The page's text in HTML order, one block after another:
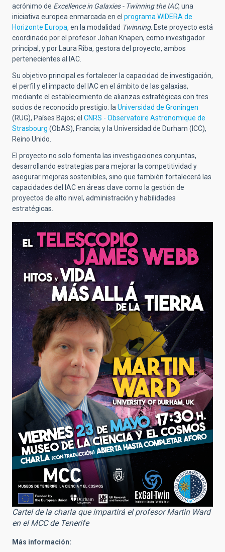
acrónimo de Excellence in Galaxies - Twinning the IAC, una
iniciativa europea enmarcada en el programa WIDERA de
Horizonte Europa, en la modalidad Twinning. Este proyecto está
coordinado por el profesor Johan Knapen, como investigador
principal, y por Laura Riba, gestora del proyecto, ambos
pertenecientes al IAC.
Su objetivo principal es fortalecer la capacidad de investigación,
el perfil y el impacto del IAC en el ámbito de las galaxias,
mediante el establecimiento de alianzas estratégicas con tres
socios de reconocido prestigio: la Universidad de Groningen
(RUG), Países Bajos; el CNRS - Observatoire Astronomique de
Strasbourg (ObAS), Francia; y la Universidad de Durham (ICC),
Reino Unido.
El proyecto no solo fomenta las investigaciones conjuntas,
desarrollando estrategias para mejorar la competitividad y
asegurar mejoras sostenibles, sino que también fortalecerá las
capacidades del IAC en áreas clave como la gestión de
proyectos de alto nivel, administración y habilidades
estratégicas.
Cartel de la charla que impartirá el profesor Martin Ward
en el MCC de Tenerife
Más información: